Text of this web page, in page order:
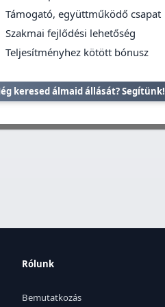
Támogató, együttműködő csapat
Szakmai fejlődési lehetőség
Teljesítményhez kötött bónusz
keresed álmaid állását? Segítünk!
Rólunk
Bemutatkozás